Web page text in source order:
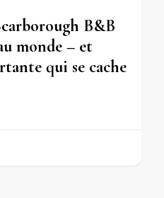
B&B
monde – et
qui se cache